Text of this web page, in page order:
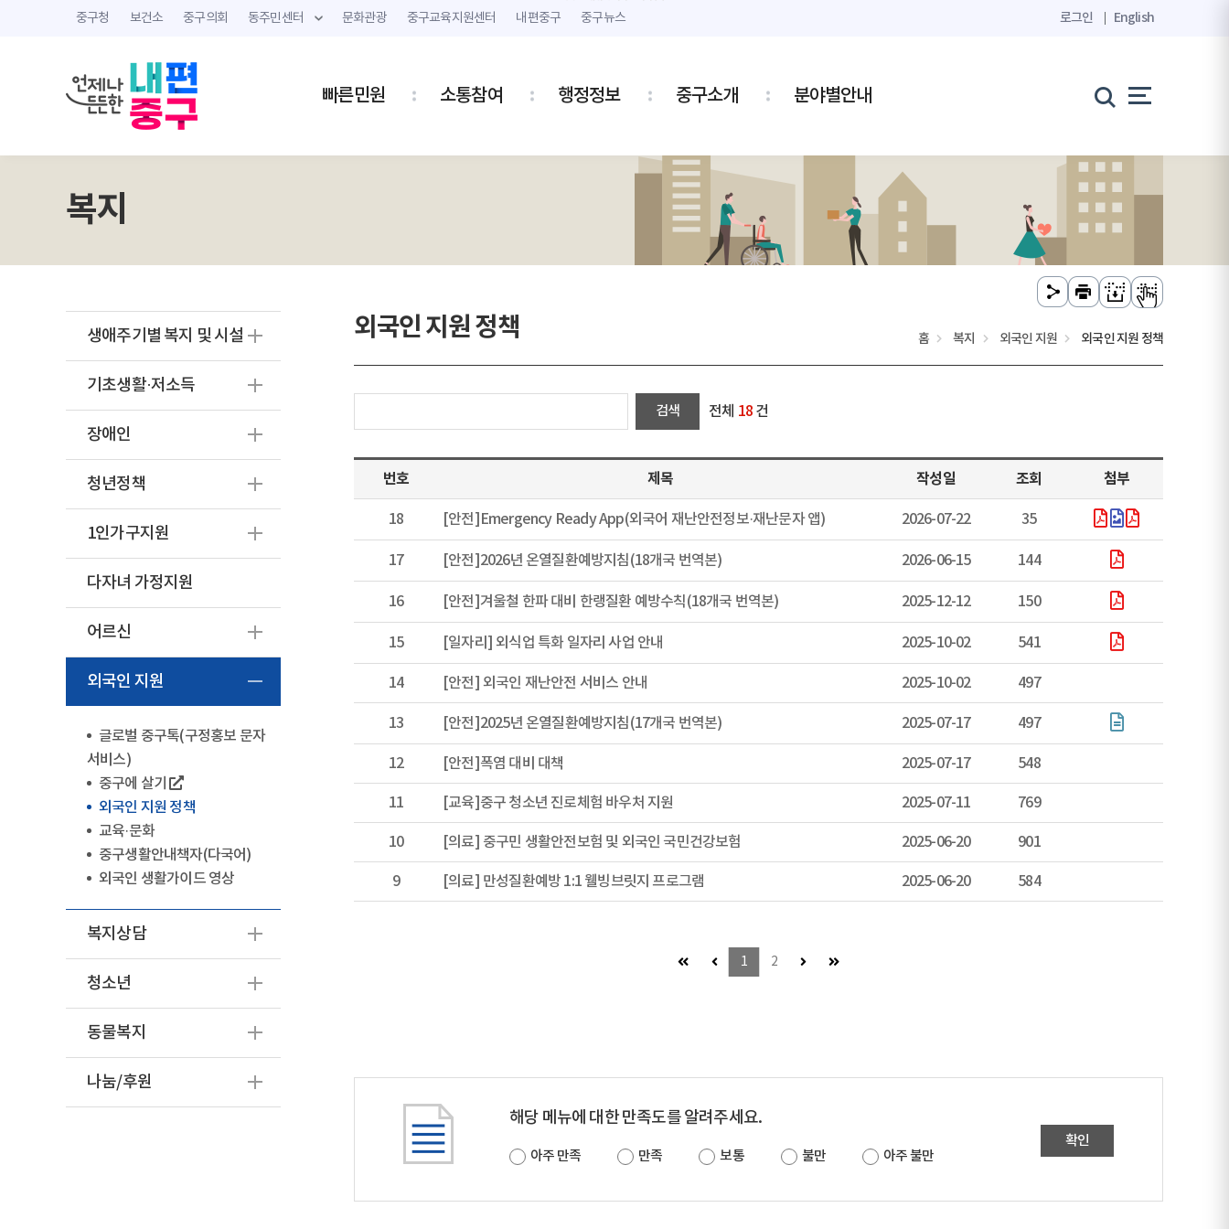
중구청 보건소 중구의회 동주민센터 문화관광 중구교육지원센터 내편중구 중구뉴스 로그인 English
빠른민원 소통참여 행정정보 중구소개 분야별안내
복지
생애주기별 복지 및 시설
기초생활·저소득
장애인
청년정책
1인가구지원
다자녀 가정지원
어르신
외국인 지원
글로벌 중구톡(구정홍보 문자
서비스)
중구에 살기
외국인 지원 정책
교육·문화
중구생활안내책자(다국어)
외국인 생활가이드 영상
복지상담
청소년
동물복지
나눔/후원
외국인 지원 정책 홈 복지 외국인 지원 외국인 지원 정책
전체 18 건
번호 제목 작성일 조회 첨부
18 [안전]Emergency Ready App(외국어 재난안전정보·재난문자 앱) 2026-07-22 35
17 [안전]2026년 온열질환예방지침(18개국 번역본) 2026-06-15 144
16 [안전]겨울철 한파 대비 한랭질환 예방수칙(18개국 번역본) 2025-12-12 150
15 [일자리] 외식업 특화 일자리 사업 안내 2025-10-02 541
14 [안전] 외국인 재난안전 서비스 안내 2025-10-02 497
13 [안전]2025년 온열질환예방지침(17개국 번역본) 2025-07-17 497
12 [안전]폭염 대비 대책 2025-07-17 548
11 [교육]중구 청소년 진로체험 바우처 지원 2025-07-11 769
10 [의료] 중구민 생활안전보험 및 외국인 국민건강보험 2025-06-20 901
9 [의료] 만성질환예방 1:1 웰빙브릿지 프로그램 2025-06-20 584
첫 페이지 (이동불가)
이전 페이지 (이동불가)
1 2 다음 페이지 (이동불가)
마지막 페이지
해당 메뉴에 대한 만족도를 알려주세요.
아주 만족 만족 보통 불만 아주 불만
확인